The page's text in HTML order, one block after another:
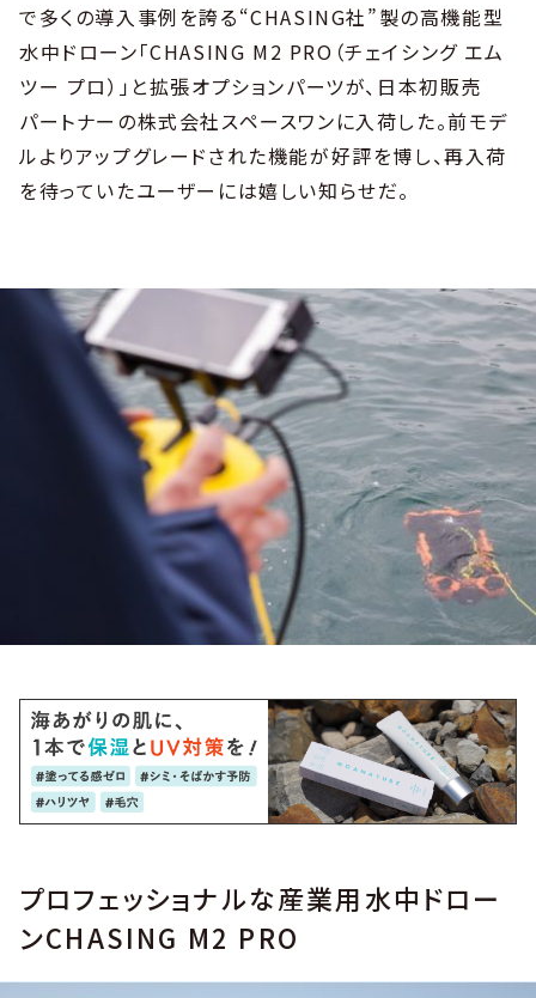
で多くの導入事例を誇る“CHASING社”製の高機能型
水中ドローン「CHASING M2 PRO（チェイシング エム
ツー プロ）」と拡張オプションパーツが、日本初販売
パートナーの株式会社スペースワンに入荷した。前モデ
ルよりアップグレードされた機能が好評を博し、再入荷
を待っていたユーザーには嬉しい知らせだ。
プロフェッショナルな産業用水中ドロー
ンCHASING M2 PRO